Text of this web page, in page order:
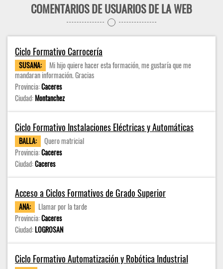
COMENTARIOS DE USUARIOS DE LA WEB
Ciclo Formativo Carrocería
SUSANA:
Mi hijo quiere hacer esta formación, me gustaría que me
mandaran información. Gracias
Provincia:Caceres
Ciudad:Montanchez
Ciclo Formativo Instalaciones Eléctricas y Automáticas
BALLA:
Quero matricial
Provincia:Caceres
Ciudad:Caceres
Acceso a Ciclos Formativos de Grado Superior
ANA:
Llamar por la tarde
Provincia:Caceres
Ciudad:LOGROSAN
Ciclo Formativo Automatización y Robótica Industrial